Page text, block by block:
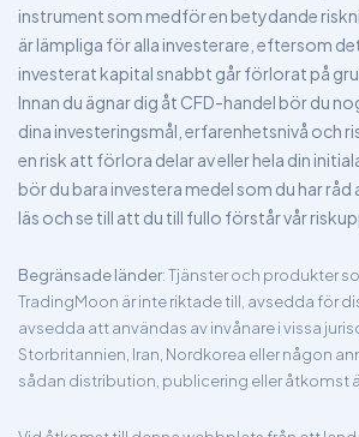
instrument som medför en betydande
är lämpliga för alla investerare, eftersom
investerat kapital snabbt går förlorat på
Innan du ägnar dig åt CFD-handel bör du
dina investeringsmål, erfarenhetsnivå och
en risk att förlora delar av eller hela din
bör du bara investera medel som du har
läs och se till att du till fullo förstår vår
Begränsade länder: Tjänster och produkter
TradingMoon är inte riktade till, avsedda för
avsedda att användas av invånare i vissa
Storbritannien, Iran, Nordkorea eller någon
sådan distribution, publicering eller åtkomst